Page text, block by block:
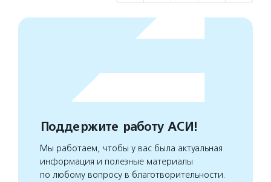
Поддержите работу АСИ!
Мы работаем, чтобы у вас была актуальная
информация и полезные материалы
по любому вопросу в благотворительности.